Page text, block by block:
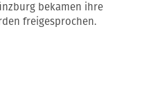
bekamen ihre
freigesprochen.